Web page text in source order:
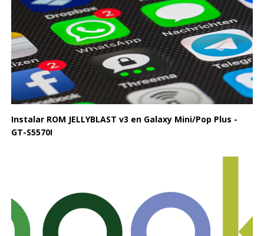
Instalar ROM JELLYBLAST v3 en Galaxy Mini/Pop Plus -
GT-S5570I